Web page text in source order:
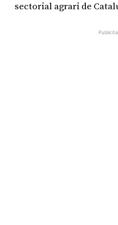
sectorial agrari de